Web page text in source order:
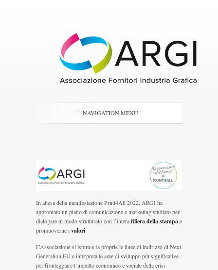
NAVIGATION MENU
In attesa della manifestazione Print4All 2022, ARGI ha
approntato un piano di comunicazione e marketing studiato per
dialogare in modo strutturato con l’interafiliera della stampae
promuoverne ivalori.
L’Associazione si ispira e fa proprie le linee di indirizzo di Next
Generation EU e interpreta le aree di sviluppo più significative
per fronteggiare l’impatto economico e sociale della crisi